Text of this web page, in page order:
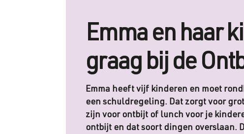
Emma en haar
graag bij de
Emma heeft vijf kinderen en moet
een schuldregeling. Dat zorgt voor
zijn voor ontbijt of lunch voor je
ontbijt en dat soort dingen overslaan.